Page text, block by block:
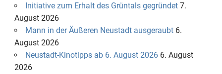
Initiative zum Erhalt des Grüntals gegründet 7.
August 2026
Mann in der Äußeren Neustadt ausgeraubt 6.
August 2026
Neustadt-Kinotipps ab 6. August 2026 6. August
2026